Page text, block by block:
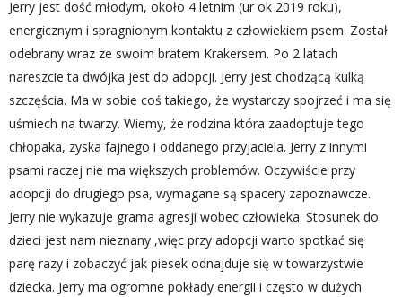
Jerry jest dość młodym, około 4 letnim (ur ok 2019 roku),
energicznym i spragnionym kontaktu z człowiekiem psem. Został
odebrany wraz ze swoim bratem Krakersem. Po 2 latach
nareszcie ta dwójka jest do adopcji. Jerry jest chodzącą kulką
szczęścia. Ma w sobie coś takiego, że wystarczy spojrzeć i ma się
uśmiech na twarzy. Wiemy, że rodzina która zaadoptuje tego
chłopaka, zyska fajnego i oddanego przyjaciela. Jerry z innymi
psami raczej nie ma większych problemów. Oczywiście przy
adopcji do drugiego psa, wymagane są spacery zapoznawcze.
Jerry nie wykazuje grama agresji wobec człowieka. Stosunek do
dzieci jest nam nieznany ,więc przy adopcji warto spotkać się
parę razy i zobaczyć jak piesek odnajduje się w towarzystwie
dziecka. Jerry ma ogromne pokłady energii i często w dużych